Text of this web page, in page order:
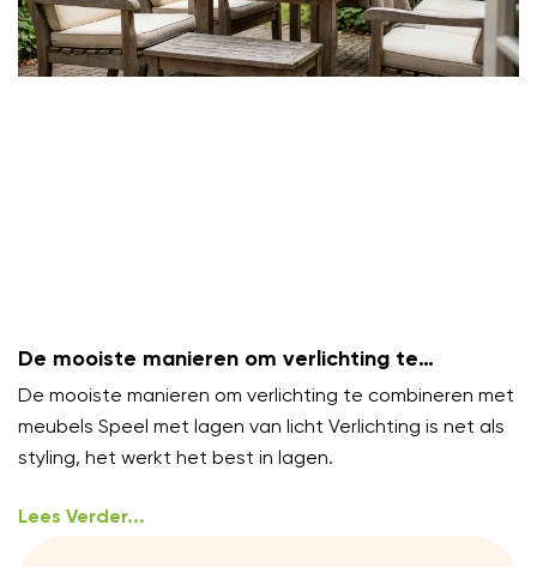
De mooiste manieren om verlichting te
combineren met meubels
De mooiste manieren om verlichting te combineren met
meubels Speel met lagen van licht Verlichting is net als
styling, het werkt het best in lagen.
Lees Verder...